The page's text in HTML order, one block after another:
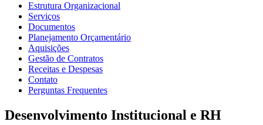
Estrutura Organizacional
Serviços
Documentos
Planejamento Orçamentário
Aquisições
Gestão de Contratos
Receitas e Despesas
Contato
Perguntas Frequentes
Desenvolvimento Institucional e RH